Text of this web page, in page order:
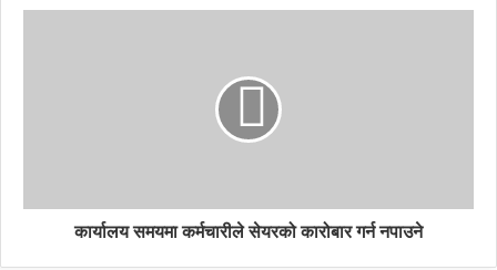
कार्यालय समयमा कर्मचारीले सेयरको कारोबार गर्न नपाउने